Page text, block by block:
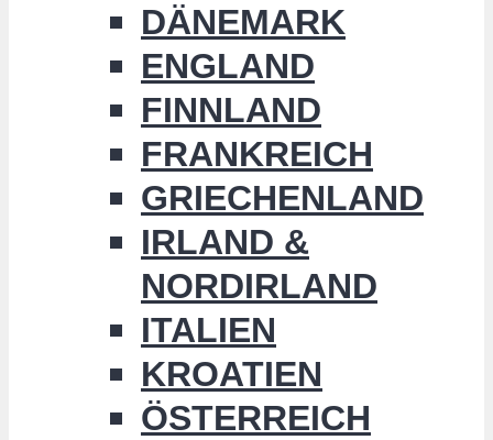
DÄNEMARK
ENGLAND
FINNLAND
FRANKREICH
GRIECHENLAND
IRLAND &
NORDIRLAND
ITALIEN
KROATIEN
ÖSTERREICH